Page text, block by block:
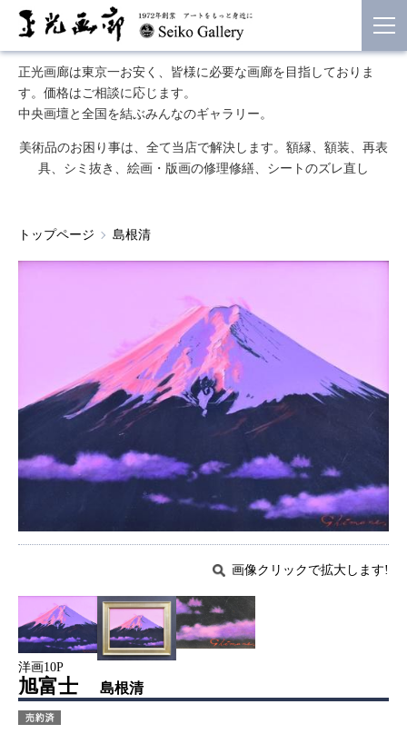
正光画廊は東京一お安く、皆様に必要な画廊を目指しておりま
す。価格はご相談に応じます。
中央画壇と全国を結ぶみんなのギャラリー。
美術品のお困り事は、全て当店で解決します。額縁、額装、再表
具、シミ抜き、絵画・版画の修理修繕、シートのズレ直し
トップページ 島根清
画像クリックで拡大します!
洋画10P
旭富士 島根清